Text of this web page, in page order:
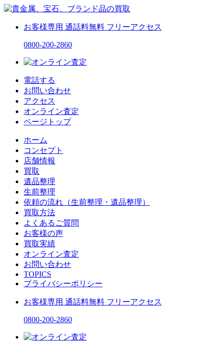
お客様専用 通話料無料 フリーアクセス
0800-200-2860
電話する
お問い合わせ
アクセス
オンライン査定
ページトップ
ホーム
コンセプト
店舗情報
買取
遺品整理
生前整理
依頼の流れ（生前整理・遺品整理）
買取方法
よくあるご質問
お客様の声
買取実績
オンライン査定
お問い合わせ
TOPICS
プライバシーポリシー
お客様専用 通話料無料 フリーアクセス
0800-200-2860